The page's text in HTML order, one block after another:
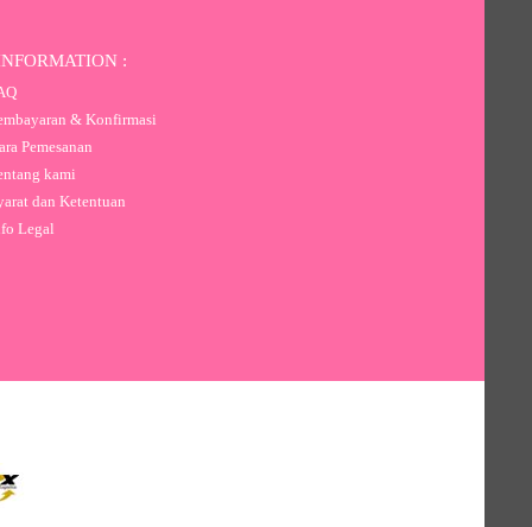
:
& Konfirmasi
Pemesanan
kami
dan Ketentuan
Legal